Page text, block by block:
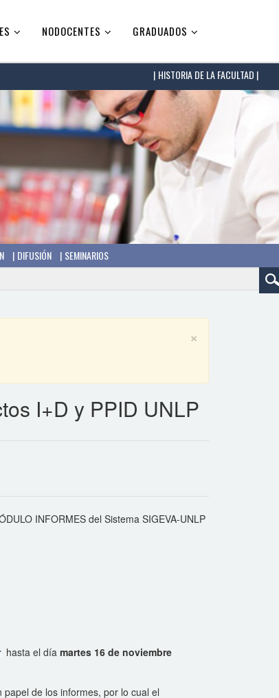
NODOCENTES GRADUADOS
HISTORIA DE LA FACULTAD |
DIFUSIÓN SEMINARIOS
×
I+D y PPID UNLP
INFORMES del Sistema SIGEVA-UNLP
hasta el día martes 16 de noviembre
de los informes, por lo cual el